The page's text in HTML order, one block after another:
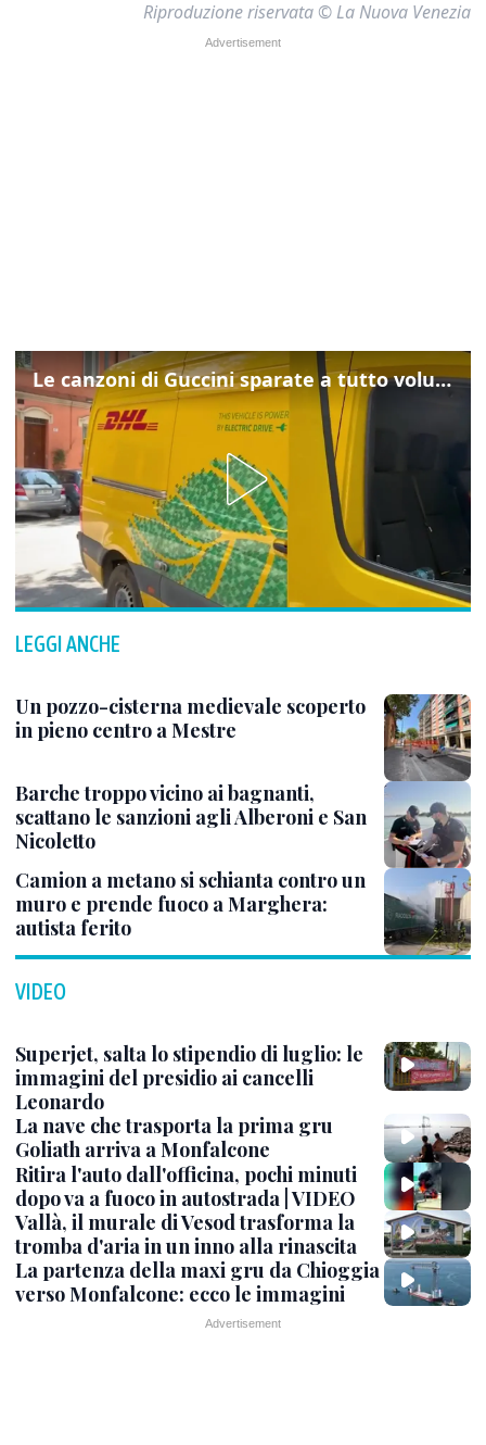
Riproduzione riservata © La Nuova Venezia
Le canzoni di Guccini sparate a tutto volume nella strada dove abitava
LEGGI ANCHE
Un pozzo-cisterna medievale scoperto
in pieno centro a Mestre
Barche troppo vicino ai bagnanti,
scattano le sanzioni agli Alberoni e San
Nicoletto
Camion a metano si schianta contro un
muro e prende fuoco a Marghera:
autista ferito
VIDEO
Superjet, salta lo stipendio di luglio: le
immagini del presidio ai cancelli
Leonardo
La nave che trasporta la prima gru
Goliath arriva a Monfalcone
Ritira l'auto dall'officina, pochi minuti
dopo va a fuoco in autostrada | VIDEO
Vallà, il murale di Vesod trasforma la
tromba d'aria in un inno alla rinascita
La partenza della maxi gru da Chioggia
verso Monfalcone: ecco le immagini